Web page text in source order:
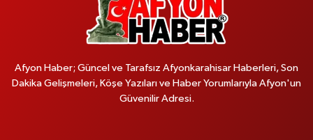
Afyon Haber; Güncel ve Tarafsız Afyonkarahisar Haberleri, Son
Dakika Gelişmeleri, Köşe Yazıları ve Haber Yorumlarıyla Afyon'un
Güvenilir Adresi.